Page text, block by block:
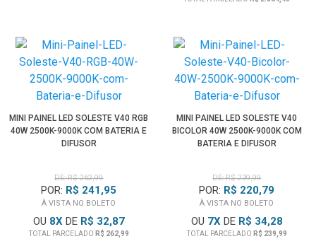
MINI PAINEL LED SOLESTE V40 RGB
40W 2500K-9000K COM BATERIA E
DIFUSOR
DE: R$ 262,99
POR: R$ 241,95
À VISTA NO BOLETO
OU 8XDE R$ 32,87
TOTAL PARCELADO R$ 262,99
MINI PAINEL LED SOLESTE V40
BICOLOR 40W 2500K-9000K COM
BATERIA E DIFUSOR
DE: R$ 239,99
POR: R$ 220,79
À VISTA NO BOLETO
OU 7XDE R$ 34,28
TOTAL PARCELADO R$ 239,99